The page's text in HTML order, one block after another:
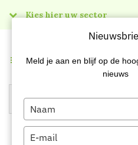
Kies hier uw sector
Menu
Meld je aan en blijf op de
nieuws
Type
your
name
Type